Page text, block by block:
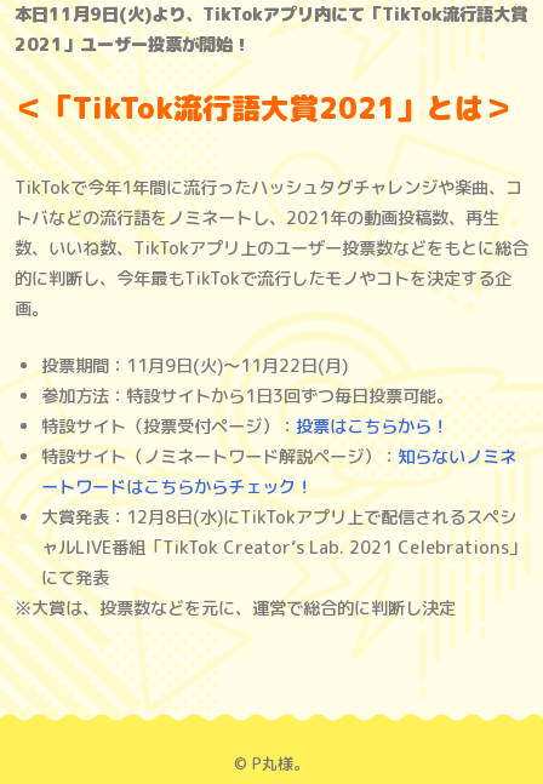
本日11月9日(火)より、TikTokアプリ内にて「TikTok流行語大賞
2021」ユーザー投票が開始！
＜「TikTok流行語大賞2021」とは＞
TikTokで今年1年間に流行ったハッシュタグチャレンジや楽曲、コ
トバなどの流行語をノミネートし、2021年の動画投稿数、再生
数、いいね数、TikTokアプリ上のユーザー投票数などをもとに総合
的に判断し、今年最もTikTokで流行したモノやコトを決定する企
画。
投票期間：11月9日(火)〜11月22日(月)
参加方法：特設サイトから1日3回ずつ毎日投票可能。
特設サイト（投票受付ページ）：投票はこちらから！
特設サイト（ノミネートワード解説ページ）：知らないノミネ
ートワードはこちらからチェック！
大賞発表：12月8日(水)にTikTokアプリ上で配信されるスペシ
ャルLIVE番組「TikTok Creator’s Lab. 2021 Celebrations」
にて発表
※大賞は、投票数などを元に、運営で総合的に判断し決定
©︎ P丸様。